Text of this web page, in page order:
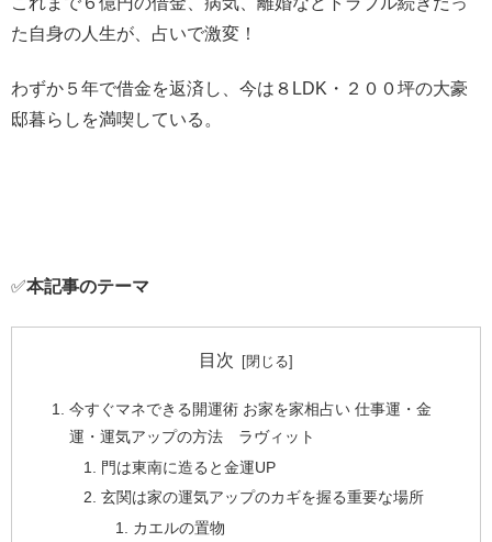
た自身の人生が、占いで激変！
わずか５年で借金を返済し、今は８LDK・２００坪の大豪
邸暮らしを満喫している。
✅本記事のテーマ
目次
今すぐマネできる開運術 お家を家相占い 仕事運・金
運・運気アップの方法 ラヴィット
門は東南に造ると金運UP
玄関は家の運気アップのカギを握る重要な場所
カエルの置物